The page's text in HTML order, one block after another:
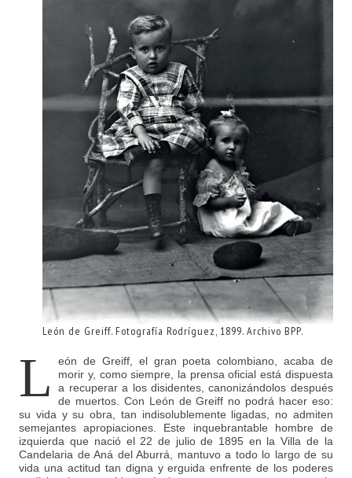
León de Greiff. Fotografía Rodríguez, 1899. Archivo BPP.
L
eón de Greiff, el gran poeta colombiano, acaba de
morir y, como siempre, la prensa oficial está dispuesta
a recuperar a los disidentes, canonizándolos después
de muertos. Con León de Greiff no podrá hacer eso:
su vida y su obra, tan indisolublemente ligadas, no admiten
semejantes apropiaciones. Este inquebrantable hombre de
izquierda que nació el 22 de julio de 1895 en la Villa de la
Candelaria de Aná del Aburrá, mantuvo a todo lo largo de su
vida una actitud tan digna y erguida enfrente de los poderes